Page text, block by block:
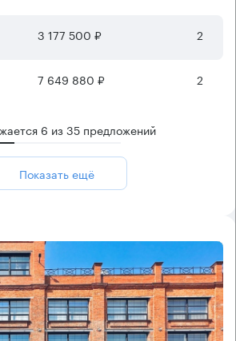
3 177 500 ₽ 2
7 649 880 ₽ 2
6 из35 предложений
Показать ещё